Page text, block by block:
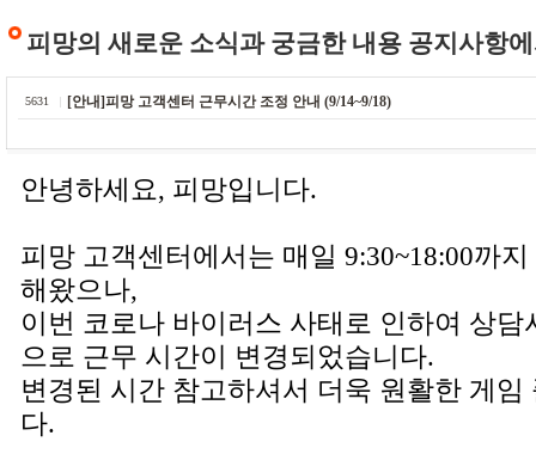
피망의 새로운 소식과 궁금한 내용 공지사항
5631 [안내]피망 고객센터 근무시간 조정 안내 (9/14~9/18)
안녕하세요, 피망입니다.
피망 고객센터에서는 매일 9:30~18:00까
해왔으나,
이번 코로나 바이러스 사태로 인하여 상
으로 근무 시간이 변경되었습니다.
변경된 시간 참고하셔서 더욱 원활한 게
다.